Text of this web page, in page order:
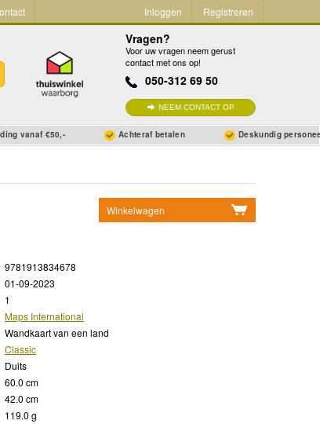
Inloggen Registreren
Vragen?
Voor uw vragen neem gerust
contact met ons op!
050-312 69 50
NEEM CONTACT OP
vanaf €50,- Achteraf betalen Deskundig
Winkelwagen
9781913834678
01-09-2023
1
Maps International
Wandkaart van een land
Classic
Duits
60.0 cm
42.0 cm
119.0 g